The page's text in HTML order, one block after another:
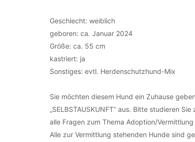
Geschlecht: weiblich
geboren: ca. Januar 2024
Größe: ca. 55 cm
kastriert: ja
Sonstiges: evtl. Herdenschutzhund-Mix
Sie möchten diesem Hund ein Zuhause
„SELBSTAUSKUNFT“ aus. Bitte studieren
alle Fragen zum Thema Adoption/
Alle zur Vermittlung stehenden Hunde sind